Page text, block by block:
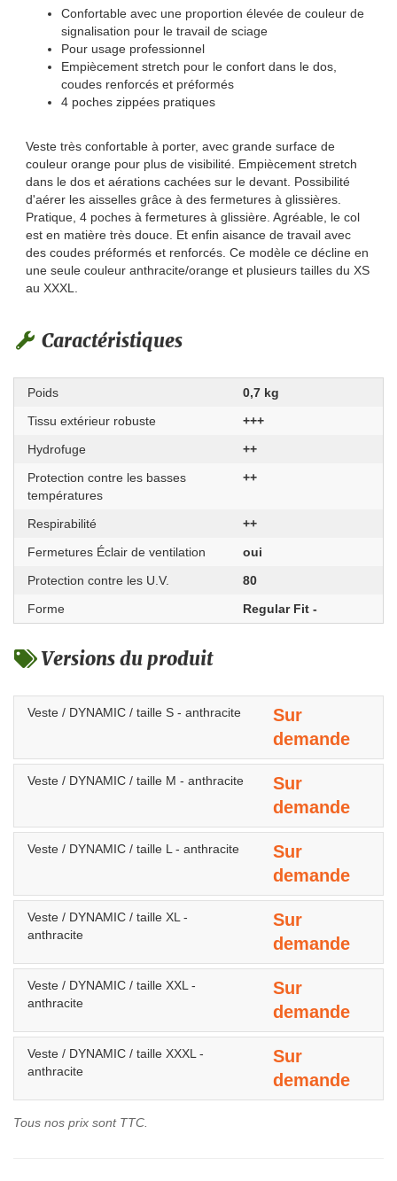
Confortable avec une proportion élevée de couleur de
signalisation pour le travail de sciage
Pour usage professionnel
Empiècement stretch pour le confort dans le dos,
coudes renforcés et préformés
4 poches zippées pratiques
Veste très confortable à porter, avec grande surface de
couleur orange pour plus de visibilité. Empiècement stretch
dans le dos et aérations cachées sur le devant. Possibilité
d'aérer les aisselles grâce à des fermetures à glissières.
Pratique, 4 poches à fermetures à glissière. Agréable, le col
est en matière très douce. Et enfin aisance de travail avec
des coudes préformés et renforcés. Ce modèle ce décline en
une seule couleur anthracite/orange et plusieurs tailles du XS
au XXXL.
Caractéristiques
Poids
0,7 kg
Tissu extérieur robuste
+++
Hydrofuge
++
Protection contre les basses
températures
++
Respirabilité
++
Fermetures Éclair de ventilation
oui
Protection contre les U.V.
80
Forme
Regular Fit -
Versions du produit
Veste / DYNAMIC / taille S - anthracite
Sur
demande
Veste / DYNAMIC / taille M - anthracite
Sur
demande
Veste / DYNAMIC / taille L - anthracite
Sur
demande
Veste / DYNAMIC / taille XL -
anthracite
Sur
demande
Veste / DYNAMIC / taille XXL -
anthracite
Sur
demande
Veste / DYNAMIC / taille XXXL -
anthracite
Sur
demande
Tous nos prix sont TTC.